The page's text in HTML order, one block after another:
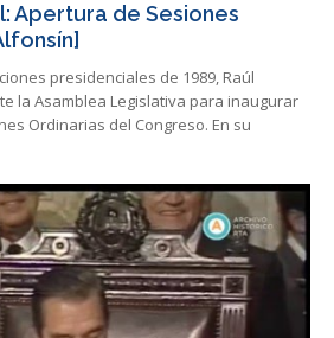
Apertura de Sesiones
presidenciales de 1989, Raúl
la Asamblea Legislativa para inaugurar
Ordinarias del Congreso. En su